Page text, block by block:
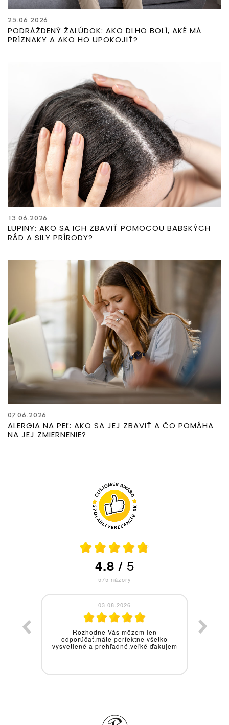
25.06.2026
PODRÁŽDENÝ ŽALÚDOK: AKO DLHO BOLÍ, AKÉ MÁ
PRÍZNAKY A AKO HO UPOKOJIŤ?
13.06.2026
LUPINY: AKO SA ICH ZBAVIŤ POMOCOU BABSKÝCH
RÁD A SILY PRÍRODY?
07.06.2026
ALERGIA NA PEĽ: AKO SA JEJ ZBAVIŤ A ČO POMÁHA
NA JEJ ZMIERNENIE?
4.8 / 5
575 názory
03.08.2026
Rozhodne Vás môžem len
odporúčať,máte perfektne všetko
vysvetlené a prehľadné,veľké ďakujem